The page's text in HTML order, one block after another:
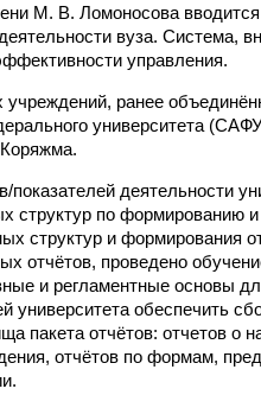
М. В. Ломоносова
вуза. Система,
управления.
ранее
университета
деятельности
структур по формированию и
структур и формирования
отчётов, проведено
и регламентные основы
университета обеспечить
пакета отчётов: отчетов о
отчётов по формам,